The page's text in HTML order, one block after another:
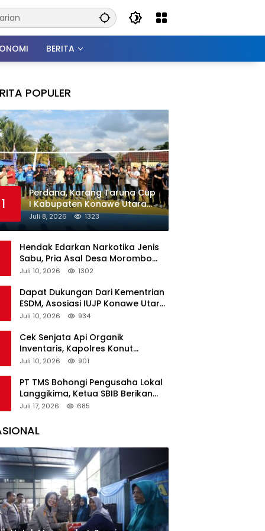
BERITA
POPULER
1
Perdana, Karang Taruna Cup
I Kabupaten Konawe Utara
Resmi Bergulir
Juli 8, 2026 1323
Hendak Edarkan Narkotika Jenis
Sabu, Pria Asal Desa Morombo
Pantai Diamankan Polisi
Juli 10, 2026 1302
Dapat Dukungan Dari Kementrian
ESDM, Asosiasi IUJP Konawe Utara
Bakal Kunjungi Pemegang IUP di
Juli 10, 2026 934
Cek Senjata Api Organik
Inventaris, Kapolres Konut
Pastikan Kondisi Terawat dan Siap
Juli 10, 2026 901
PT TMS Bohongi Pengusaha Lokal
Langgikima, Ketua SBIB Berikan
Kritik Keras
Juli 17, 2026 685